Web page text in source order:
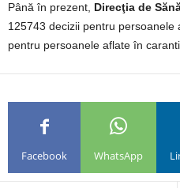
Până în prezent, Direcţia de
125743 decizii pentru
pentru persoanele aflate în
Facebook WhatsApp